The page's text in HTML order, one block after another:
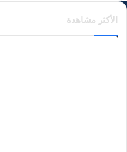
الأكثر مشاهدة